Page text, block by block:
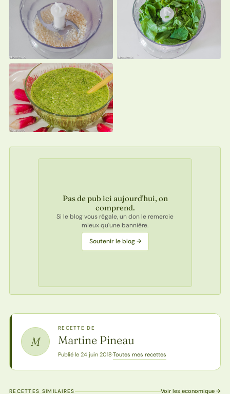
Pas de pub ici aujourd'hui, on
comprend.
Si le blog vous régale, un don le remercie
mieux qu'une bannière.
Soutenir le blog →
M
RECETTE DE
Martine Pineau
Publié le 24 juin 2018·Toutes mes recettes
RECETTES SIMILAIRES Voir les economique →